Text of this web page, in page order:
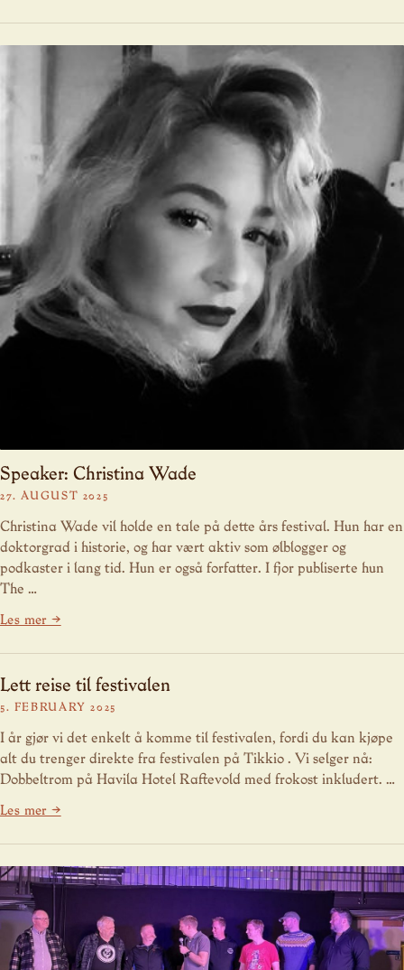
Speaker: Christina Wade
27. AUGUST 2025
Christina Wade vil holde en tale på dette års festival. Hun har en
doktorgrad i historie, og har vært aktiv som ølblogger og
podkaster i lang tid. Hun er også forfatter. I fjor publiserte hun
The …
Les mer →
Lett reise til festivalen
5. FEBRUARY 2025
I år gjør vi det enkelt å komme til festivalen, fordi du kan kjøpe
alt du trenger direkte fra festivalen på Tikkio . Vi selger nå:
Dobbeltrom på Havila Hotel Raftevold med frokost inkludert. …
Les mer →